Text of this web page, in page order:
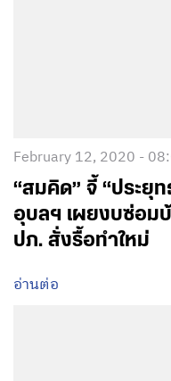
February 12, 2020 -
“สมคิด” จี้ “ประยุ
อุบลฯ เผยงบซ่อม
ปภ. สั่งรื้อทำใหม่
อ่านต่อ